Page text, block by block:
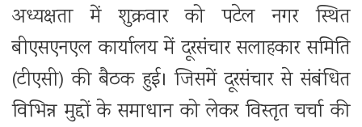
अध्यक्षता में शुक्रवार को पटेल नगर स्थित
बीएसएनएल कार्यालय में दूरसंचार सलाहकार समिति
(टीएसी) की बैठक हुई। जिसमें दूरसंचार से संबंधित
विभिन्न मुद्दों के समाधान को लेकर विस्तृत चर्चा की